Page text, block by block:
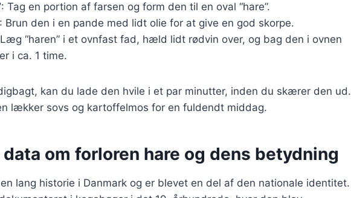
: Tag en portion af farsen og form den til en oval “hare”.
: Brun den i en pande med lidt olie for at give en god skorpe.
“haren” i et ovnfast fad, hæld lidt rødvin over, og bag den i ovnen
i ca. 1 time.
kan du lade den hvile i et par minutter, inden du skærer den ud.
lækker sovs og kartoffelmos for en fuldendt middag.
om forloren hare og dens betydning
lang historie i Danmark og er blevet en del af den nationale identitet.